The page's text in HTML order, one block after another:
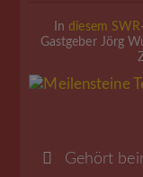
In diesem
Gastgeber Jörg
Gehört